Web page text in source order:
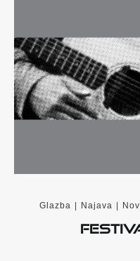
Glazba | Najava |